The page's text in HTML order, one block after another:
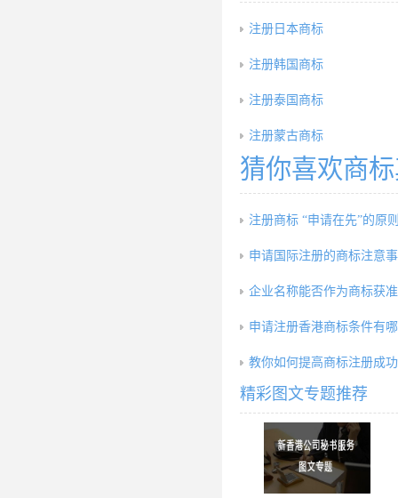
注册日本商标
注册韩国商标
注册泰国商标
注册蒙古商标
猜你喜欢商
注册商标 “申请在先”的原
申请国际注册的商标注意
企业名称能否作为商标获
申请注册香港商标条件有
教你如何提高商标注册成
精彩图文专题推荐